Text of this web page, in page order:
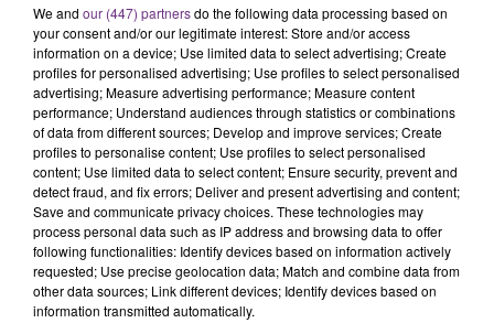
TITRES DIFFUSÉS
11h36
11h36
SHAKIRA FEAT. BURNA BOY
11h29
11h29
We and our (447) partnersdo the following data processing based on
your consent and/or our legitimate interest: Store and/or access
information on a device; Use limited data to select advertising; Create
profiles for personalised advertising; Use profiles to select personalised
advertising; Measure advertising performance; Measure content
performance; Understand audiences through statistics or combinations
of data from different sources; Develop and improve services; Create
profiles to personalise content; Use profiles to select personalised
content; Use limited data to select content; Ensure security, prevent and
detect fraud, and fix errors; Deliver and present advertising and content;
Save and communicate privacy choices. These technologies may
process personal data such as IP address and browsing data to offer
following functionalities: Identify devices based on information actively
requested; Use precise geolocation data; Match and combine data from
other data sources; Link different devices; Identify devices based on
information transmitted automatically.